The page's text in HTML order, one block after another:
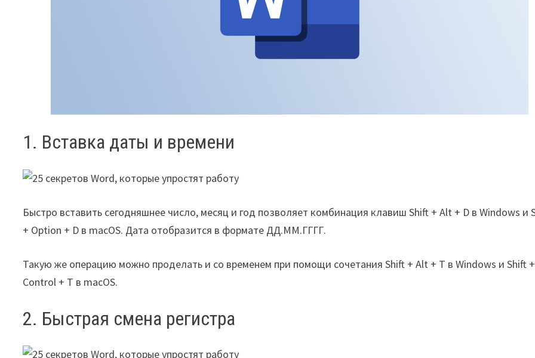
1. Вставка даты и времени
Быстро вставить сегодняшнее число, месяц и год позволяет комбинация клавиш Shift + Alt + D в Windows и
+ Option + D в macOS. Дата отобразится в формате ДД.ММ.ГГГГ.
Такую же операцию можно проделать и со временем при помощи сочетания Shift + Alt + T в Windows и Shift +
Control + T в macOS.
2. Быстрая смена регистра